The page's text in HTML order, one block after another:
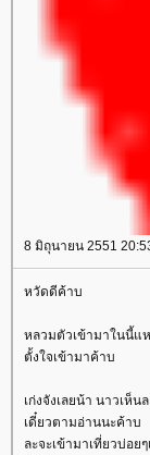
8 มิถุนายน 2551
หวัดดีค้าบ
หลวมตัวเข้ามาในนี้แ
ตั้งใจเข้ามาค้าบ
เก่งจังเลยน้า นาวเห็น
เดี๋ยวตามอ่านนะค้าบ
ละจะเข้ามาเที่ยวบ่อย